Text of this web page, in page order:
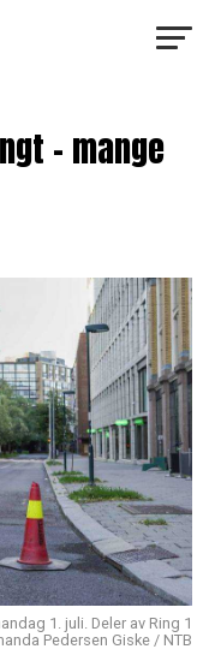
– mange
1. juli. Deler av Ring 1
Pedersen Giske / NTB